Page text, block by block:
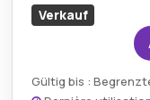
Verkauf
Gültig bis :